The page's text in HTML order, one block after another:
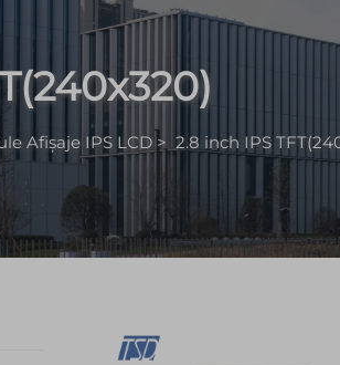
Afișaje IPS LCD > 2.8 inch IPS